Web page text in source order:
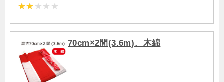
70cm×2間(3.6m)、木綿